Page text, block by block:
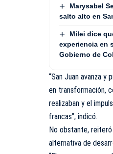
Marysabel
salto alto en
Milei dice
experiencia en
Gobierno de
“San Juan avanza y
en transformación,
realizaban y el
francas”, indicó.
No obstante,
alternativa de